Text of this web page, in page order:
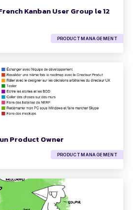
Kanban User Group le 12
PRODUCT MANAGEMENT
Product Owner
PRODUCT MANAGEMENT